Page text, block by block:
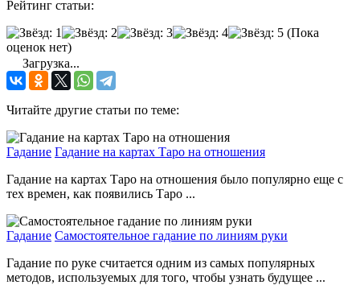
Рейтинг статьи:
(Пока
оценок нет)
Загрузка...
Читайте другие статьи по теме:
Гадание Гадание на картах Таро на отношения
Гадание на картах Таро на отношения было популярно еще с
тех времен, как появились Таро ...
Гадание Самостоятельное гадание по линиям руки
Гадание по руке считается одним из самых популярных
методов, используемых для того, чтобы узнать будущее ...